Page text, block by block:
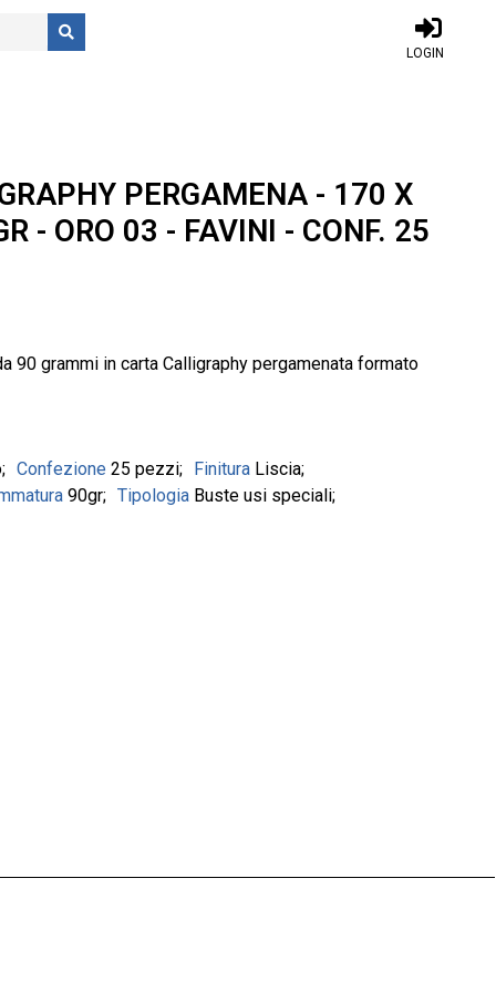
LOGIN
PERGAMENA - 170 X
- ORO 03 - FAVINI - CONF. 25
90 grammi in carta Calligraphy pergamenata formato
Confezione 25 pezzi Finitura Liscia
90gr Tipologia Buste usi speciali